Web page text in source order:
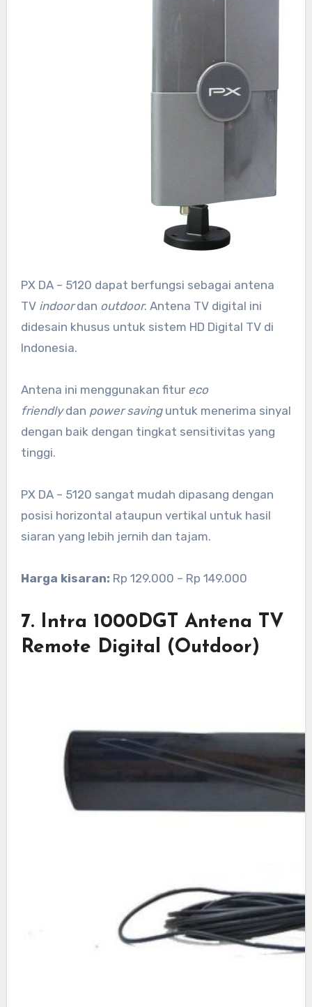
PX DA – 5120 dapat berfungsi sebagai antena
TV indoordan outdoor. Antena TV digital ini
didesain khusus untuk sistem HD Digital TV di
Indonesia.
Antena ini menggunakan fitur eco
friendlydan power savinguntuk menerima sinyal
dengan baik dengan tingkat sensitivitas yang
tinggi.
PX DA – 5120 sangat mudah dipasang dengan
posisi horizontal ataupun vertikal untuk hasil
siaran yang lebih jernih dan tajam.
Harga kisaran: Rp 129.000 – Rp 149.000
7. Intra 1000DGT Antena TV
Remote Digital (Outdoor)